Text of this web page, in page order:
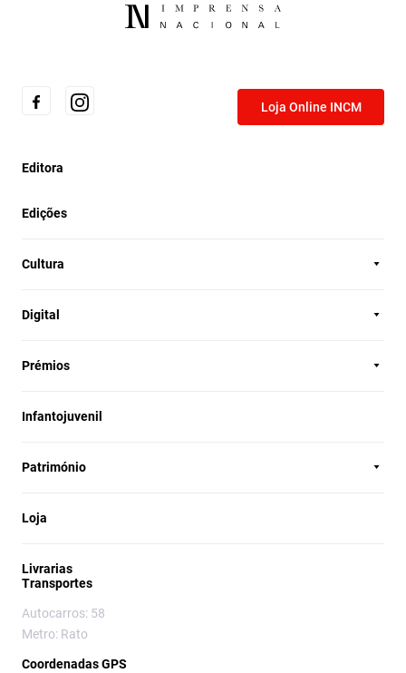
Loja Online INCM
Editora
Edições
Cultura
Digital
Prémios
Infantojuvenil
Património
Loja
Livrarias
Transportes
Autocarros: 58
Metro: Rato
Coordenadas GPS